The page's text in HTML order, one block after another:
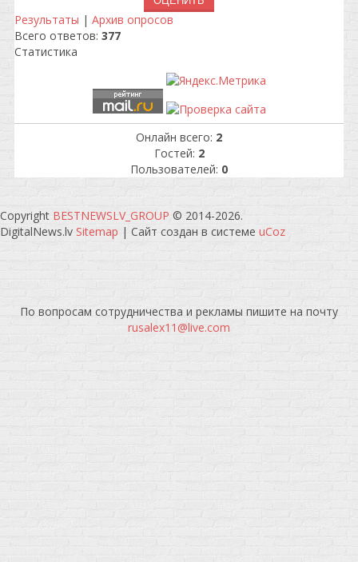
Результаты | Архив опросов
Всего ответов: 377
Статистика
Онлайн всего: 2
Гостей: 2
Пользователей: 0
Copyright BESTNEWSLV_GROUP © 2014-2026.
DigitalNews.lv Sitemap | Сайт создан в системе uCoz
По вопросам сотрудничества и рекламы пишите на почту
rusalex11@live.com